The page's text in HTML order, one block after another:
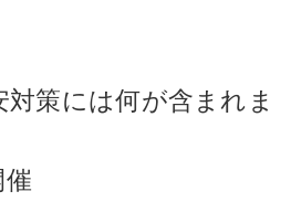
対策には何が含まれま